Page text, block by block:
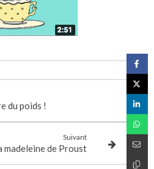
du poids !
Suivant
madeleine de Proust